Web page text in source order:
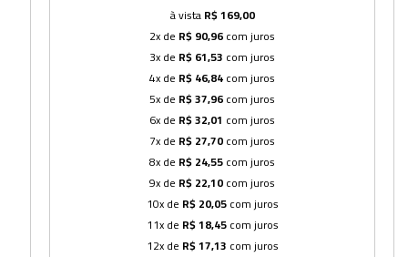
à vistaR$ 169,00
2x de R$ 90,96com juros
3x de R$ 61,53 com juros
4x de R$ 46,84com juros
5x de R$ 37,96com juros
6x de R$ 32,01 com juros
7x de R$ 27,70com juros
8x de R$ 24,55com juros
9x de R$ 22,10com juros
10x de R$ 20,05com juros
11x de R$ 18,45com juros
12x de R$ 17,13 com juros